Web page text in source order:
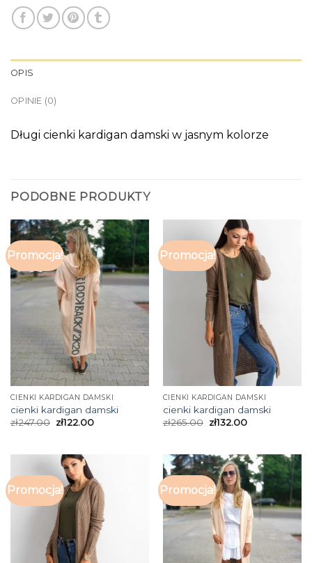
OPIS
OPINIE (0)
Długi cienki kardigan damski w jasnym kolorze
PODOBNE PRODUKTY
Promocja!
CIENKI KARDIGAN DAMSKI
cienki kardigan damski
zł247.00 zł122.00
Promocja!
CIENKI KARDIGAN DAMSKI
cienki kardigan damski
zł265.00 zł132.00
Promocja! Promocja!